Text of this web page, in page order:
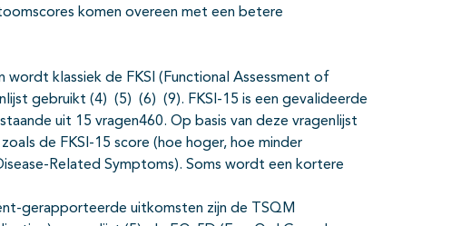
komen overeen met een betere
klassiek de FKSI (Functional Assessment of
gebruikt (4) (5) (6) (9). FKSI-15 is een gevalideerde
uit 15 vragen460. Op basis van deze vragenlijst
de FKSI-15 score (hoe hoger, hoe minder
Related Symptoms). Soms wordt een kortere
gerapporteerde uitkomsten zijn de TSQM